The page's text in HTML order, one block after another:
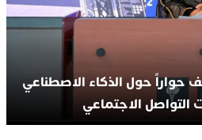
حواراً حول الذكاء الاصطناعي
الاجتماعي